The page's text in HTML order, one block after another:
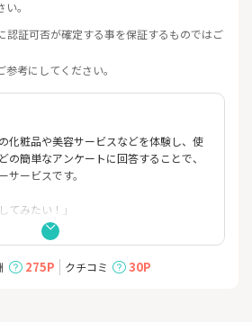
。
証可否が確定する事を保証するものではご
考にしてください。
化粧品や美容サービスなどを体験し、使
の簡単なアンケートに回答することで、
サービスです。
てみたい！」
けど、なかなかきっかけがない…」
仕事です！
おりますので、未経験の方でも安心して
275P クチコミ 30P